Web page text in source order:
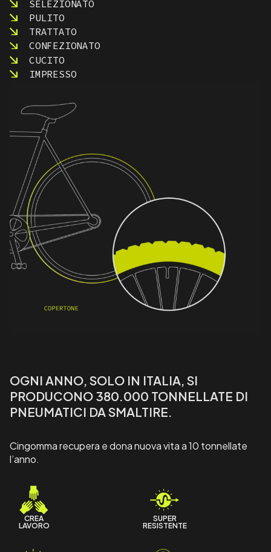
SELEZIONATO
PULITO
TRATTATO
CONFEZIONATO
CUCITO
IMPRESSO
OGNI ANNO, SOLO IN ITALIA, SI
PRODUCONO 380.000 TONNELLATE DI
PNEUMATICI DA SMALTIRE.
Cingomma recupera e dona nuova vita a 10 tonnellate
l’anno.
CREA
LAVORO
SUPER
RESISTENTE